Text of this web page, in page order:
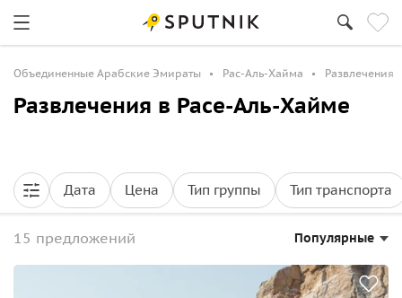
Объединенные Арабские Эмираты Рас-Аль-Хайма Развлечения
Развлечения в Расе-Аль-Хайме
Дата Цена Тип группы Тип транспорта
15 предложений Популярные